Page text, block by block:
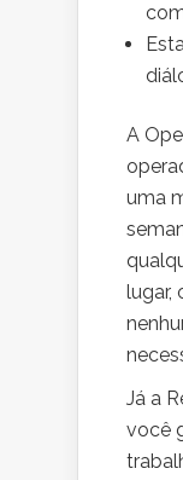
A
uma
lugar,
Já a
você